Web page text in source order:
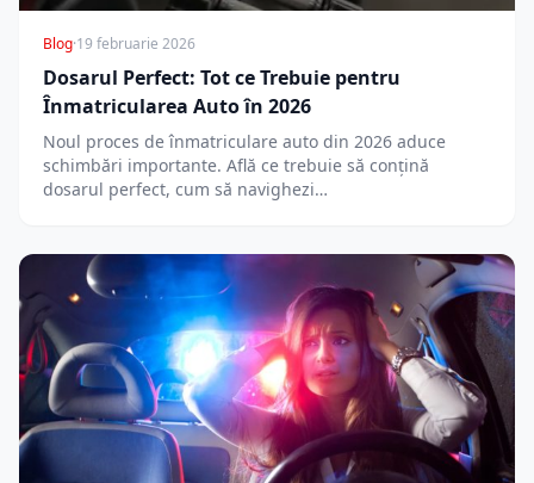
Blog·19 februarie 2026
Dosarul Perfect: Tot ce Trebuie pentru
Înmatricularea Auto în 2026
Noul proces de înmatriculare auto din 2026 aduce
schimbări importante. Află ce trebuie să conțină
dosarul perfect, cum să navighezi…